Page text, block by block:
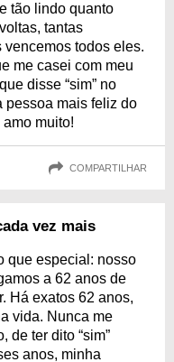
tão lindo quanto
tantas
todos eles.
me casei com meu
disse “sim” no
pessoa mais feliz do
muito!
COMPARTILHAR
vez mais
que especial: nosso
a 62 anos de
Há exatos 62 anos,
vida. Nunca me
de ter dito “sim”
anos, minha